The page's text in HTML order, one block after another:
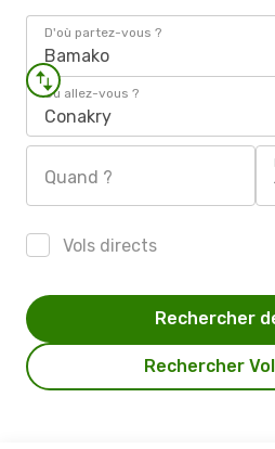
D'où partez-vous ?
Bamako
Où allez-vous ?
Conakry
Quand ?
Vols directs
Rechercher
Rechercher